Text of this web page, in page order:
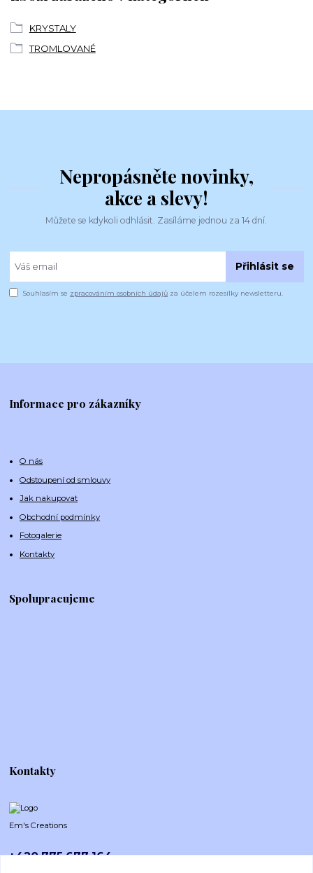
KRYSTALY
TROMLOVANÉ
Nepropásněte novinky,
akce a slevy!
Můžete se kdykoli odhlásit. Zasíláme jednou za 14 dní.
Přihlásit se
Souhlasím se zpracováním osobních údajů za účelem rozesílky newsletteru.
Informace pro zákazníky
O nás
Odstoupení od smlouvy
Jak nakupovat
Obchodní podmínky
Fotogalerie
Kontakty
Spolupracujeme
Kontakty
Em's Creations
+420 775 677 164